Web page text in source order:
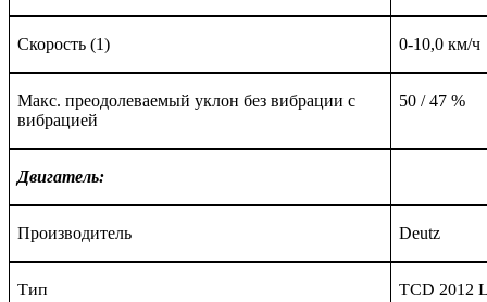
Скорость (1) 0-10,0 км/ч
Макс. преодолеваемый уклон без вибрации с
вибрацией
50 / 47 %
Двигатель:
Производитель Deutz
Тип TCD 2012